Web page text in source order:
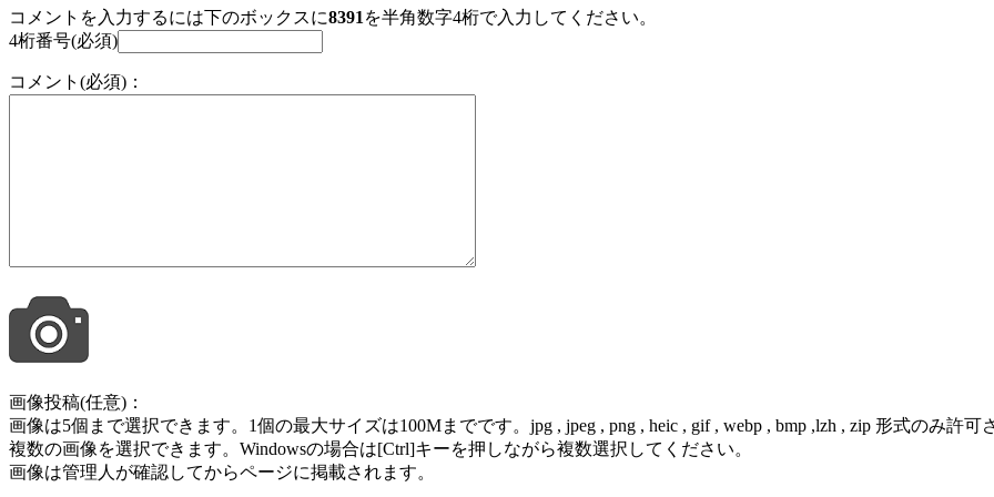
コメントを入力するには下のボックスに8391 を半角数字4桁で入力してください。
4桁番号(必須)
コメント(必須)：
画像投稿(任意)：
画像は5個まで選択できます。1個の最大サイズは100Mまでです。jpg , jpeg , png , heic , gif , webp , bmp ,lzh , zip 形式のみ許可
複数の画像を選択できます。Windowsの場合は[Ctrl]キーを押しながら複数選択してください。
画像は管理人が確認してからページに掲載されます。